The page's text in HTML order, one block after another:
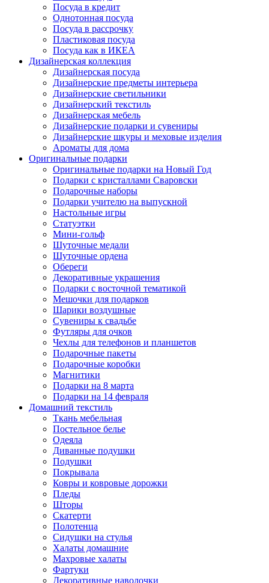
Посуда в кредит
Однотонная посуда
Посуда в рассрочку
Пластиковая посуда
Посуда как в ИКЕА
Дизайнерская коллекция
Дизайнерская посуда
Дизайнерские предметы интерьера
Дизайнерские светильники
Дизайнерский текстиль
Дизайнерская мебель
Дизайнерские подарки и сувениры
Дизайнерские шкуры и меховые изделия
Ароматы для дома
Оригинальные подарки
Оригинальные подарки на Новый Год
Подарки с кристаллами Сваровски
Подарочные наборы
Подарки учителю на выпускной
Настольные игры
Статуэтки
Мини-гольф
Шуточные медали
Шуточные ордена
Обереги
Декоративные украшения
Подарки с восточной тематикой
Мешочки для подарков
Шарики воздушные
Сувениры к свадьбе
Футляры для очков
Чехлы для телефонов и планшетов
Подарочные пакеты
Подарочные коробки
Магнитики
Подарки на 8 марта
Подарки на 14 февраля
Домашний текстиль
Ткань мебельная
Постельное белье
Одеяла
Диванные подушки
Подушки
Покрывала
Ковры и ковровые дорожки
Пледы
Шторы
Скатерти
Полотенца
Сидушки на стулья
Халаты домашние
Махровые халаты
Фартуки
Декоративные наволочки